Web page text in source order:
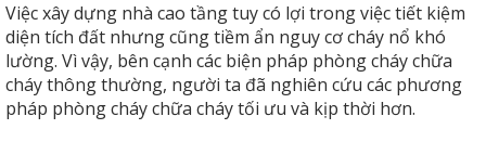
Việc xây dựng nhà cao tầng tuy có lợi trong việc tiết kiệm
diện tích đất nhưng cũng tiềm ẩn nguy cơ cháy nổ khó
lường. Vì vậy, bên cạnh các biện pháp phòng cháy chữa
cháy thông thường, người ta đã nghiên cứu các phương
pháp phòng cháy chữa cháy tối ưu và kịp thời hơn.